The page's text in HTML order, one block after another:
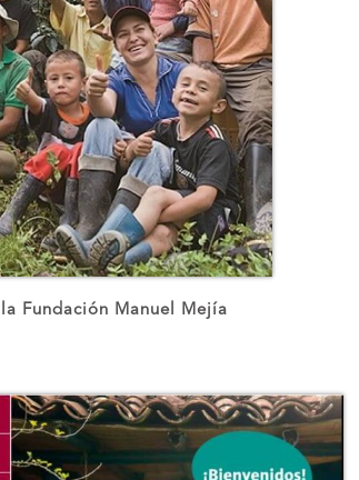
Fundación Manuel Mejía